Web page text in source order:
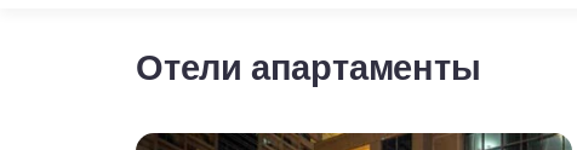
Отели апартаменты